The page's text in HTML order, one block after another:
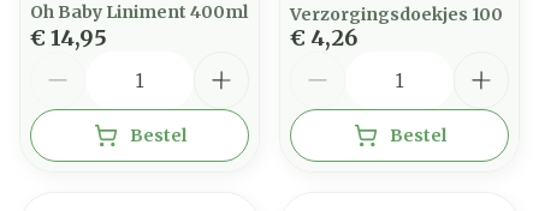
Oh Baby Liniment 400ml
€ 14,95
Bestel
Verzorgingsdoekjes 100
€ 4,26
Bestel